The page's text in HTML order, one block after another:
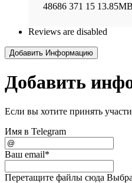
48686 371 15 13.85MB
Reviews are disabled
Добавить Информацию
Добавить
Если вы хотите принять
Имя в Telegram
Ваш email*
Перетащите файлы сюда